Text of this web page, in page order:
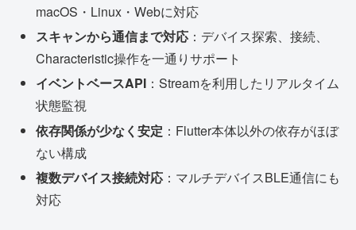
macOS・Linux・Webに対応
スキャンから通信まで対応 ：デバイス探索、接続、
Characteristic操作を一通りサポート
イベントベースAPI ：Streamを利用したリアルタイム
状態監視
依存関係が少なく安定 ：Flutter本体以外の依存がほぼ
ない構成
複数デバイス接続対応 ：マルチデバイスBLE通信にも
対応